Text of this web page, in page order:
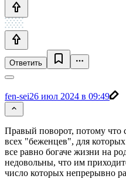
Ответить
fen-sei26 июл 2024 в 09:49
Правый поворот, потому что
всех "беженцев", для
все равно богаче жизни на
недовольны, что им
число которых непрерывно